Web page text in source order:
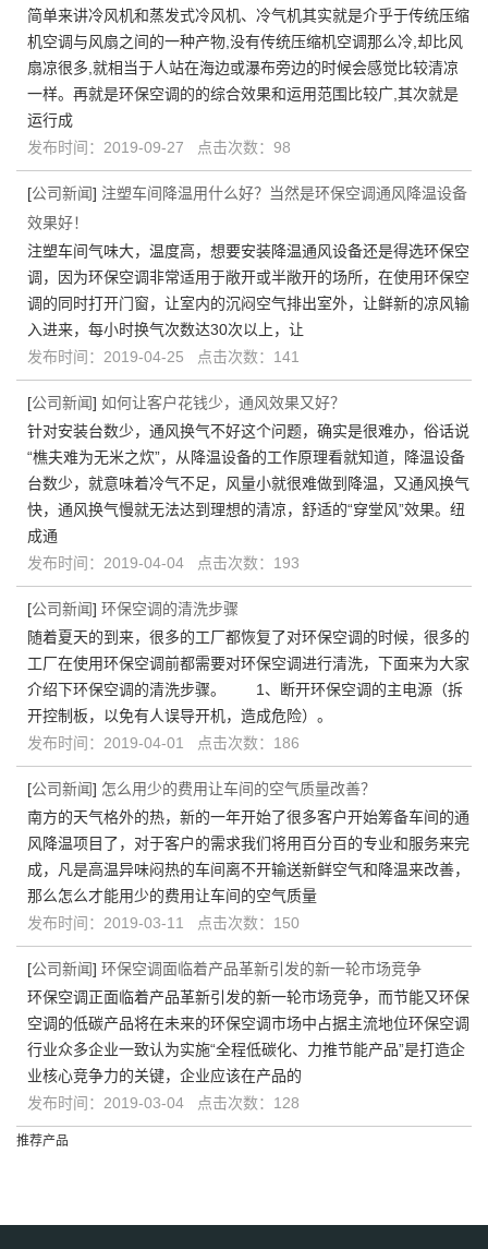
简单来讲冷风机和蒸发式冷风机、冷气机其实就是介乎于传统压缩
机空调与风扇之间的一种产物,没有传统压缩机空调那么冷,却比风
扇凉很多,就相当于人站在海边或瀑布旁边的时候会感觉比较清凉
一样。再就是环保空调的的综合效果和运用范围比较广,其次就是
运行成
发布时间：2019-09-27 点击次数：98
[公司新闻] 注塑车间降温用什么好？当然是环保空调通风降温设备
效果好！
注塑车间气味大，温度高，想要安装降温通风设备还是得选环保空
调，因为环保空调非常适用于敞开或半敞开的场所，在使用环保空
调的同时打开门窗，让室内的沉闷空气排出室外，让鲜新的凉风输
入进来，每小时换气次数达30次以上，让
发布时间：2019-04-25 点击次数：141
[公司新闻] 如何让客户花钱少，通风效果又好？
针对安装台数少，通风换气不好这个问题，确实是很难办，俗话说
“樵夫难为无米之炊”，从降温设备的工作原理看就知道，降温设备
台数少，就意味着冷气不足，风量小就很难做到降温，又通风换气
快，通风换气慢就无法达到理想的清凉，舒适的“穿堂风”效果。纽
成通
发布时间：2019-04-04 点击次数：193
[公司新闻] 环保空调的清洗步骤
随着夏天的到来，很多的工厂都恢复了对环保空调的时候，很多的
工厂在使用环保空调前都需要对环保空调进行清洗，下面来为大家
介绍下环保空调的清洗步骤。 1、断开环保空调的主电源（拆
开控制板，以免有人误导开机，造成危险）。
发布时间：2019-04-01 点击次数：186
[公司新闻] 怎么用少的费用让车间的空气质量改善？
南方的天气格外的热，新的一年开始了很多客户开始筹备车间的通
风降温项目了，对于客户的需求我们将用百分百的专业和服务来完
成，凡是高温异味闷热的车间离不开输送新鲜空气和降温来改善，
那么怎么才能用少的费用让车间的空气质量
发布时间：2019-03-11 点击次数：150
[公司新闻] 环保空调面临着产品革新引发的新一轮市场竞争
环保空调正面临着产品革新引发的新一轮市场竞争，而节能又环保
空调的低碳产品将在未来的环保空调市场中占据主流地位环保空调
行业众多企业一致认为实施“全程低碳化、力推节能产品”是打造企
业核心竞争力的关键，企业应该在产品的
发布时间：2019-03-04 点击次数：128
推荐产品